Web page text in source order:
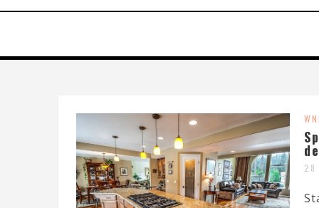
28